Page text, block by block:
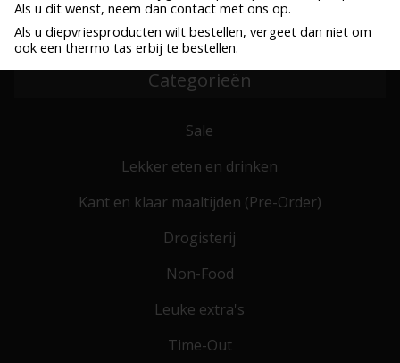
Als u dit wenst, neem dan contact met ons op.
Als u diepvriesproducten wilt bestellen, vergeet dan niet om
ook een thermo tas erbij te bestellen.
Bestel voor 10:00, zelfde werkdag verzonden
Verzenden al vanaf € 6,25
Categorieën
Sale
Lekker eten en drinken
Kant en klaar maaltijden (Pre-Order)
Drogisterij
Non-Food
Leuke extra's
Time-Out